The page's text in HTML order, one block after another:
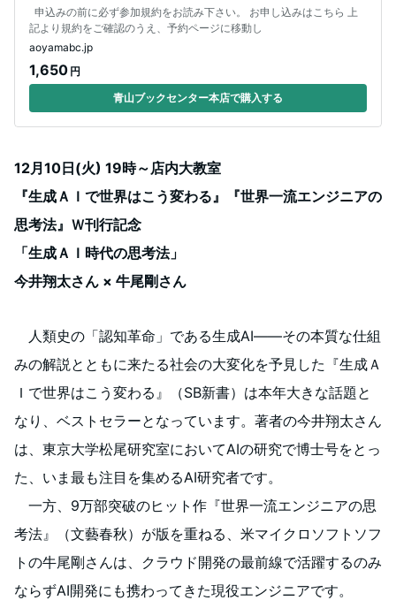
トークイベント写真
申込みの前に必ず参加規約をお読み下さい。 お申し込みはこちら 上
記より規約をご確認のうえ、予約ページに移動し
aoyamabc.jp
1,650 円
青山ブックセンター本店で購入する
12月10日(火) 19時～店内大教室
『生成ＡＩで世界はこう変わる』『世界一流エンジニアの
思考法』Ｗ刊行記念
「生成ＡＩ時代の思考法」
今井翔太さん × 牛尾剛さん
人類史の「認知革命」である生成AI――その本質な仕組
みの解説とともに来たる社会の大変化を予見した『生成Ａ
Ｉで世界はこう変わる』（SB新書）は本年大きな話題と
なり、ベストセラーとなっています。著者の今井翔太さん
は、東京大学松尾研究室においてAIの研究で博士号をとっ
た、いま最も注目を集めるAI研究者です。
一方、9万部突破のヒット作『世界一流エンジニアの思
考法』（文藝春秋）が版を重ねる、米マイクロソフトソフ
トの牛尾剛さんは、クラウド開発の最前線で活躍するのみ
ならずAI開発にも携わってきた現役エンジニアです。